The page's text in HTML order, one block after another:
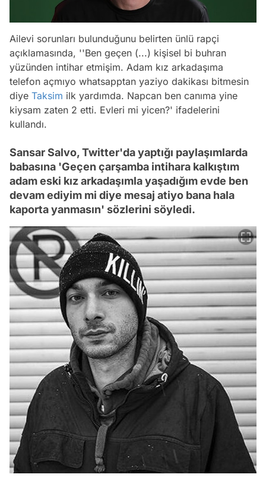
Ailevi sorunları bulunduğunu belirten ünlü rapçi
açıklamasında, ''Ben geçen (...) kişisel bi buhran
yüzünden intihar etmişim. Adam kız arkadaşıma
telefon açmıyo whatsapptan yaziyo dakikası bitmesin
diye Taksim ilk yardımda. Napcan ben canıma yine
kiysam zaten 2 etti. Evleri mi yicen?' ifadelerini
kullandı.
Sansar Salvo, Twitter'da yaptığı paylaşımlarda
babasına 'Geçen çarşamba intihara kalkıştım
adam eski kız arkadaşımla yaşadığım evde ben
devam ediyim mi diye mesaj atiyo bana hala
kaporta yanmasın' sözlerini söyledi.